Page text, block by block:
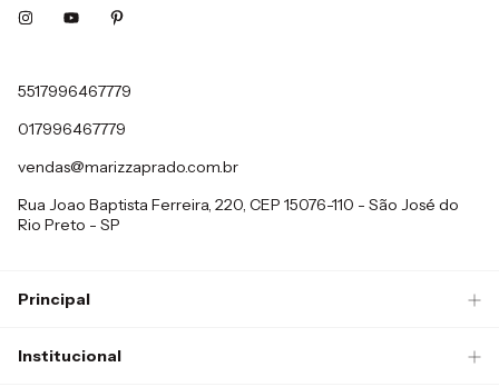
5517996467779
017996467779
vendas@marizzaprado.com.br
Rua Joao Baptista Ferreira, 220, CEP 15076-110 - São José do
Rio Preto - SP
Principal
Institucional